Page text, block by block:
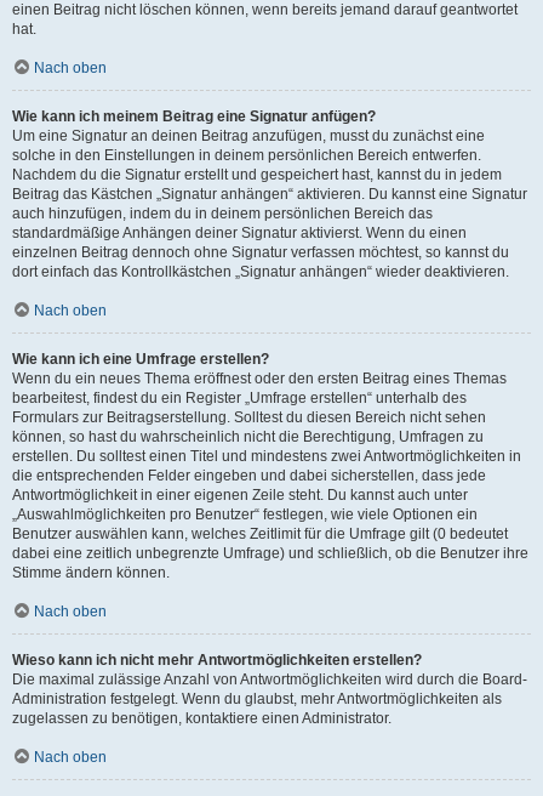
einen Beitrag nicht löschen können, wenn bereits jemand darauf geantwortet
hat.
Nach oben
Wie kann ich meinem Beitrag eine Signatur anfügen?
Um eine Signatur an deinen Beitrag anzufügen, musst du zunächst eine
solche in den Einstellungen in deinem persönlichen Bereich entwerfen.
Nachdem du die Signatur erstellt und gespeichert hast, kannst du in jedem
Beitrag das Kästchen „Signatur anhängen“ aktivieren. Du kannst eine Signatur
auch hinzufügen, indem du in deinem persönlichen Bereich das
standardmäßige Anhängen deiner Signatur aktivierst. Wenn du einen
einzelnen Beitrag dennoch ohne Signatur verfassen möchtest, so kannst du
dort einfach das Kontrollkästchen „Signatur anhängen“ wieder deaktivieren.
Nach oben
Wie kann ich eine Umfrage erstellen?
Wenn du ein neues Thema eröffnest oder den ersten Beitrag eines Themas
bearbeitest, findest du ein Register „Umfrage erstellen“ unterhalb des
Formulars zur Beitragserstellung. Solltest du diesen Bereich nicht sehen
können, so hast du wahrscheinlich nicht die Berechtigung, Umfragen zu
erstellen. Du solltest einen Titel und mindestens zwei Antwortmöglichkeiten in
die entsprechenden Felder eingeben und dabei sicherstellen, dass jede
Antwortmöglichkeit in einer eigenen Zeile steht. Du kannst auch unter
„Auswahlmöglichkeiten pro Benutzer“ festlegen, wie viele Optionen ein
Benutzer auswählen kann, welches Zeitlimit für die Umfrage gilt (0 bedeutet
dabei eine zeitlich unbegrenzte Umfrage) und schließlich, ob die Benutzer ihre
Stimme ändern können.
Nach oben
Wieso kann ich nicht mehr Antwortmöglichkeiten erstellen?
Die maximal zulässige Anzahl von Antwortmöglichkeiten wird durch die Board-
Administration festgelegt. Wenn du glaubst, mehr Antwortmöglichkeiten als
zugelassen zu benötigen, kontaktiere einen Administrator.
Nach oben